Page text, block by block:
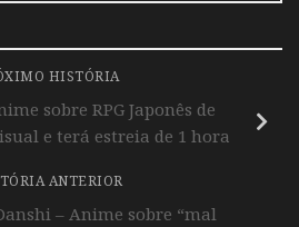
HISTÓRIA
sobre RPG Japonês de
e terá estreia de 1 hora
ANTERIOR
– Anime sobre “mal